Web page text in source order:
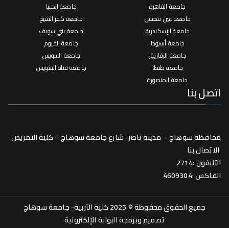
جامعة القاهرة
جامعة عين شمس
جامعة الإسكندرية
جامعة أسيوط
جامعة الزقازيق
جامعة طنطا
جامعة المنصورة
جامعة المنيا
جامعة كفر الشيخ
جامعة بني سويف
جامعة الفيوم
جامعة السويس
جامعة قناة السويس
اتصل بنا
محافظة سوهاج – مدينة ناصر- شارع جامعة سوهاج – كلية التمريض
الاتصال بنا
التليفون :2714
الفاكس :4609304
جميع الحقوق محفوظة © 2025 كلية التربية- جامعة سوهاج
تصميم وبرمجةالبوابة الإلكترونية